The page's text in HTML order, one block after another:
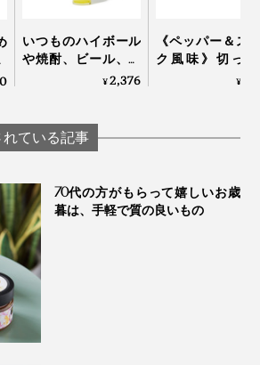
完成！自家製が手軽に作れます。
いつものハイボール
や焼酎、ビール、紅
茶に入れるだけで、
プ」｜YUZU SYRUP
¥2,376
《ペッパー＆ス
ク風味》切っ
け・ゆでただけ
¥
れている記事
70代の方がもらって嬉しいお歳
暮は、手軽で質の良いもの